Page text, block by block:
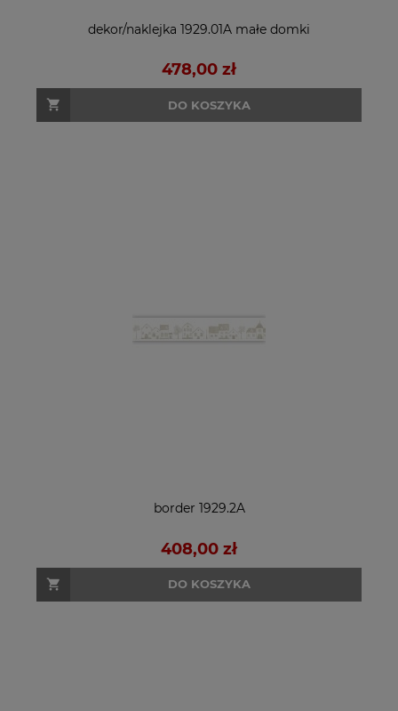
dekor/naklejka 1929.01A małe domki
478,00 zł
DO KOSZYKA
border 1929.2A
408,00 zł
DO KOSZYKA